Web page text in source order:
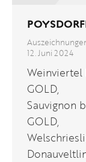
12. Juni 2024
Weinviertel
GOLD,
Sauvignon
GOLD,